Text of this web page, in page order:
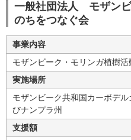
一般社団法人 モザン
のちをつなぐ会
事業内容
モザンビーク・モリンガ植樹活
実施場所
モザンビーク共和国カーボデル
びナンプラ州
支援額